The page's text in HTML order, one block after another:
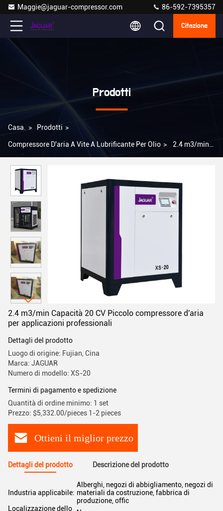
Maggie@jaguar-compressor.com 86-592-7395357
Citazione
Prodotti
Casa. > Prodotti >
Compressore D'aria A Vite A Lubrificante Per Olio > 2.4 m3/min
professionali
2.4 m3/min Capacità 20 CV Piccolo compressore d'aria
per applicazioni professionali
Dettagli del prodotto
Luogo di origine: Fujian, Cina
Marca: JAGUAR
Numero di modello: XS-20
Termini di pagamento e spedizione
Quantità di ordine minimo: 1 set
Prezzo: $5,332.00/pieces 1-2 pieces
Ottieni il miglior prezzo
Dettagli del prodotto Descrizione del prodotto
Industria applicabile:
Alberghi, negozi di abbigliamento, negozi di
materiali da costruzione, fabbrica di
produzione, offic
Localizzazione dello